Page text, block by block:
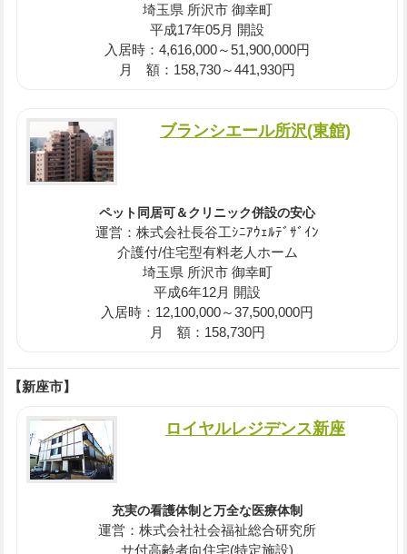
埼玉県 所沢市 御幸町
平成17年05月 開設
入居時：4,616,000～51,900,000円
月 額：158,730～441,930円
ブランシエール所沢(東館)
ペット同居可＆クリニック併設の安心
運営：株式会社長谷工ｼﾆｱｳｪﾙﾃﾞｻﾞｲﾝ
介護付/住宅型有料老人ホーム
埼玉県 所沢市 御幸町
平成6年12月 開設
入居時：12,100,000～37,500,000円
月 額：158,730円
【新座市】
ロイヤルレジデンス新座
充実の看護体制と万全な医療体制
運営：株式会社社会福祉総合研究所
サ付高齢者向住宅(特定施設)